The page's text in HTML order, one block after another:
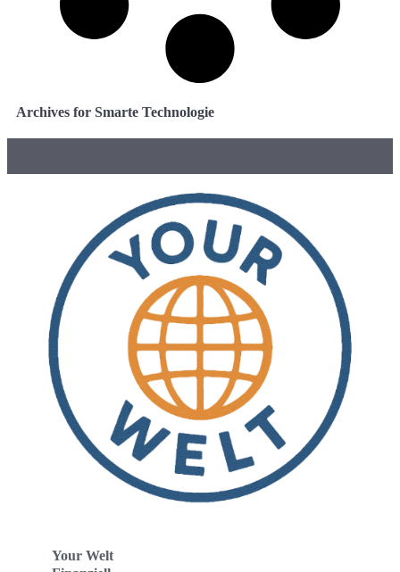
Archives for Smarte Technologie
Your Welt